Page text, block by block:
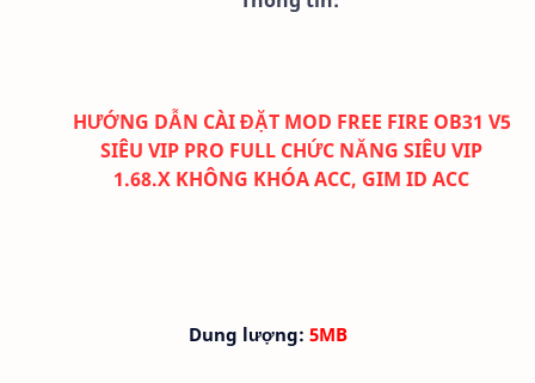
HƯỚNG DẪN CÀI ĐẶT MOD FREE FIRE OB31 V5
SIÊU VIP PRO FULL CHỨC NĂNG SIÊU VIP
1.68.X KHÔNG KHÓA ACC, GIM ID ACC
Dung lượng: 5MB